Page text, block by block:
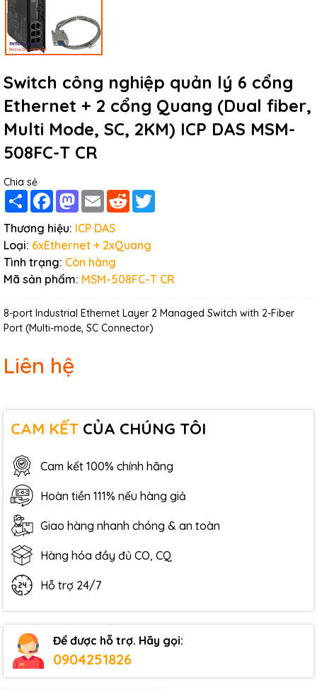
Switch công nghiệp quản lý 6 cổng
Ethernet + 2 cổng Quang (Dual fiber,
Multi Mode, SC, 2KM) ICP DAS MSM-
508FC-T CR
Chia sẻ
Share FacebookMastodon
Email Reddit
Thương hiệu: ICP DAS
Loại: 6xEthernet + 2xQuang
Tình trạng: Còn hàng
Mã sản phẩm: MSM-508FC-T CR
8-port Industrial Ethernet Layer 2 Managed Switch with 2-Fiber
Port (Multi-mode, SC Connector)
Liên hệ
CAM KẾT CỦA CHÚNG TÔI
Cam kết 100% chính hãng
Hoàn tiền 111% nếu hàng giả
Giao hàng nhanh chóng & an toàn
Hàng hóa đầy đủ CO, CQ
Hỗ trợ 24/7
Để được hỗ trợ. Hãy gọi:
0904251826